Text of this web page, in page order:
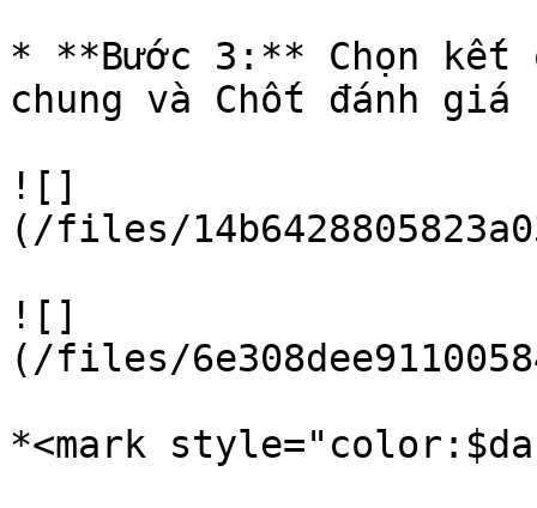
* **Bước 3:** Chọn kết
chung và Chốt đánh giá
![]
(/files/
![]
(/files/
*<mark